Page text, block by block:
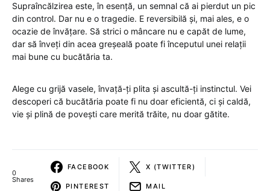
Supraîncălzirea este, în esență, un semnal că ai pierdut un pic
din control. Dar nu e o tragedie. E reversibilă și, mai ales, e o
ocazie de învățare. Să strici o mâncare nu e capăt de lume,
dar să înveți din acea greșeală poate fi începutul unei relații
mai bune cu bucătăria ta.
Alege cu grijă vasele, învață-ți plita și ascultă-ți instinctul. Vei
descoperi că bucătăria poate fi nu doar eficientă, ci și caldă,
vie și plină de povești care merită trăite, nu doar gătite.
0
Shares
FACEBOOK X (TWITTER)
PINTEREST MAIL